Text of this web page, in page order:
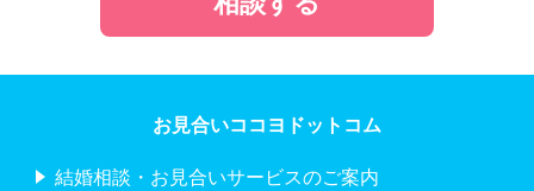
お見合いココヨドットコム
結婚相談・お見合いサービスのご案内